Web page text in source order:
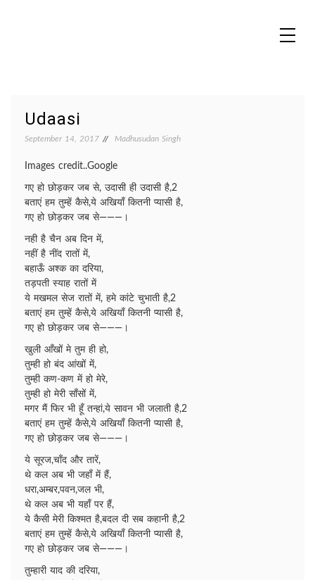
Udaasi
September 14, 2017 Madhusudan Singh
Images credit..Google
गए हो छोड़कर जब से, उदासी ही उदासी है,2
बताएं हम तुम्हें कैसे,ये अखियाँ कितनी प्यासी है,
गए हो छोड़कर जब से———।
नही है चैन अब दिन में,
नहीं है नींद रातों में,
बहाऊँ अश्क का दरिया,
तड़पती स्याह रातों में
ये मखमल सेज रातों में, हमे कांटे चुभाती है,2
बताएं हम तुम्हें कैसे,ये अखियाँ कितनी प्यासी है,
गए हो छोड़कर जब से———।
खुली आँखों मे तुम ही हो,
तुम्ही हो बंद आंखों में,
तुम्ही कण-कण में हो मेरे,
तुम्ही हो मेरी साँसों में,
मगर मैं फिर भी हूँ तन्हां,ये सावन भी जलाती है,2
बताएं हम तुम्हें कैसे,ये अखियाँ कितनी प्यासी है,
गए हो छोड़कर जब से———।
ये सूरज,चाँद और तारें,
थे कल अब भी जहाँ में हैं,
धरा,अम्बर,पवन,जल भी,
थे कल अब भी यहाँ पर हैं,
ये कैसी मेरी किश्मत है,बदल दी सब कहानी है,2
बताएं हम तुम्हें कैसे,ये अखियाँ कितनी प्यासी है,
गए हो छोड़कर जब से———।
तुम्हारी याद की दरिया,